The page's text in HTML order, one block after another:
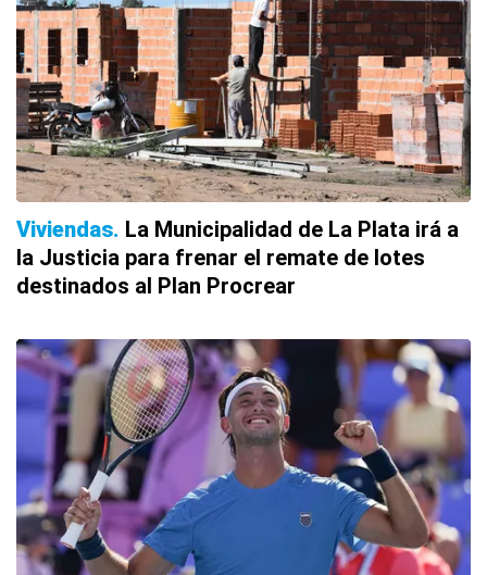
Viviendas La Municipalidad de La Plata irá a
la Justicia para frenar el remate de lotes
destinados al Plan Procrear